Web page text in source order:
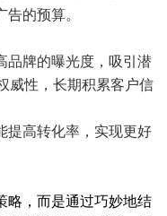
的预算。
品牌的曝光度，吸引潜
威性，长期积累客户信
提高转化率，实现更好
略，而是通过巧妙地结